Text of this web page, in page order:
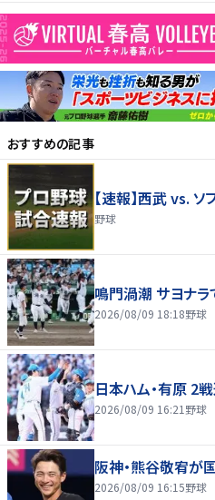
おすすめの記事
【速報】西武 vs. ソ
野球
鳴門渦潮 サヨナラ
2026/08/09 18:18野球
日本ハム・有原 2
2026/08/09 16:21 野球
阪神・熊谷敬宥が
2026/08/09 16:15野球